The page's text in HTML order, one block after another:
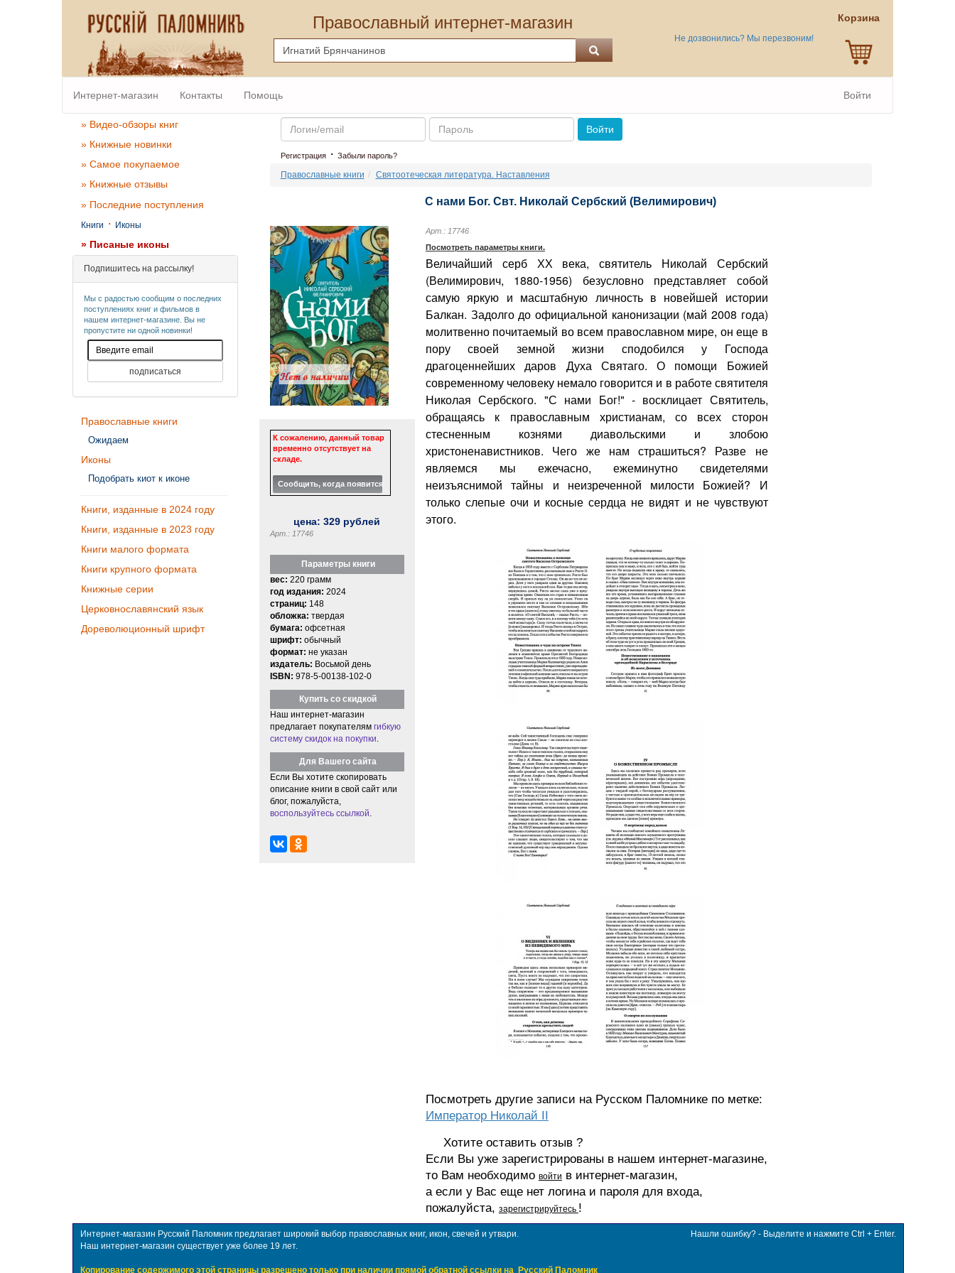
Православный интернет-магазин
Не дозвонились? Мы перезвоним!
Корзина
Интернет-магазин Контакты Помощь Войти
» Видео-обзоры книг
» Книжные новинки
» Самое покупаемое
» Книжные отзывы
» Последние поступления
Книги · Иконы
» Писаные иконы
Подпишитесь на рассылку!
Мы с радостью сообщим о последних
поступлениях книг и фильмов в
нашем интернет-магазине. Вы не
пропустите ни одной новинки!
Православные книги
Ожидаем
Иконы
Подобрать киот к иконе
Книги, изданные в 2024 году
Книги, изданные в 2023 году
Книги малого формата
Книги крупного формата
Книжные серии
Церковнославянский язык
Дореволюционный шрифт
Email Пароль
Войти
Регистрация· Забыли пароль?
Православные книги Святоотеческая литература. Наставления
С нами Бог. Свт. Николай Сербский (Велимирович)
К сожалению, данный товар
временно отсутствует на
складе.
цена:329 рублей
Арт.: 17746
Параметры книги
вес: 220 грамм
год издания: 2024
страниц: 148
обложка: твердая
бумага: офсетная
шрифт: обычный
формат: не указан
издатель: Восьмой день
ISBN: 978-5-00138-102-0
Купить со скидкой
Наш интернет-магазин
предлагает покупателям гибкую
систему скидок на покупки
Для Вашего сайта
Если Вы хотите скопировать
описание книги в свой сайт или
блог, пожалуйста,
воспользуйтесь ссылкой
Арт.: 17746
Посмотреть параметры книги.
Величайший серб ХХ века, святитель Николай Сербский
(Велимирович, 1880-1956) безусловно представляет собой
самую яркую и масштабную личность в новейшей истории
Балкан. Задолго до официальной канонизации (май 2008 года)
молитвенно почитаемый во всем православном мире, он еще в
пору своей земной жизни сподобился у Господа
драгоценнейших даров Духа Святаго. О помощи Божией
современному человеку немало говорится и в работе святителя
Николая Сербского. "С нами Бог!" - восклицает Святитель,
обращаясь к православным христианам, со всех сторон
стесненным кознями диавольскими и злобою
христоненавистников. Чего же нам страшиться? Разве не
являемся мы ежечасно, ежеминутно свидетелями
неизъяснимой тайны и неизреченной милости Божией? И
только слепые очи и косные сердца не видят и не чувствуют
этого.
Посмотреть другие записи на Русском Паломнике по метке:
Император Николай II
Хотите оставить отзыв ?
Если Вы уже зарегистрированы в нашем интернет-магазине,
то Вам необходимо войти в интернет-магазин,
а если у Вас еще нет логина и пароля для входа,
пожалуйста, зарегистрируйтесь !
Интернет-магазин Русский Паломник предлагает широкий выбор православных книг, икон, свечей и утвари.
Наш интернет-магазин существует уже более 19 лет.
Копирование содержимого этой страницы разрешено только при наличии прямой обратной ссылки на Русский Паломник
Нашли ошибку? - Выделите и нажмите Ctrl + Enter.